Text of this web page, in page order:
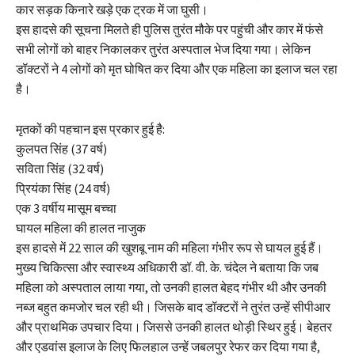
कार सड़क किनारे खड़े एक ट्रक में जा घुसी।
इस हादसे की सूचना मिलते ही पुलिस तुरंत मौके पर पहुंची और कार में फंसे
सभी लोगों को बाहर निकालकर तुरंत अस्पताल भेज दिया गया। लेकिन
डॉक्टरों ने 4 लोगों को मृत घोषित कर दिया और एक महिला का इलाज चल रहा
है।
मृतकों की पहचान इस प्रकार हुई है:
कुलपत सिंह (37 वर्ष)
सविता सिंह (32 वर्ष)
प्रियंका सिंह (24 वर्ष)
एक 3 वर्षीय मासूम बच्चा
घायल महिला की हालत नाजुक
इस हादसे में 22 साल की खुशबू नाम की महिला गंभीर रूप से घायल हुई हैं।
मुख्य चिकित्सा और स्वास्थ्य अधिकारी डॉ. वी. के. चंदेल ने बताया कि जब
महिला को अस्पताल लाया गया, तो उनकी हालत बेहद गंभीर थी और उनकी
नब्ज बहुत कमजोर चल रही थी। जिसके बाद डॉक्टरों ने तुरंत उन्हें सीपीआर
और प्राथमिक उपचार दिया। जिससे उनकी हालत थोड़ी स्थिर हुई। बेहतर
और एडवांस इलाज के लिए फिलहाल उन्हें जबलपुर रेफर कर दिया गया है,